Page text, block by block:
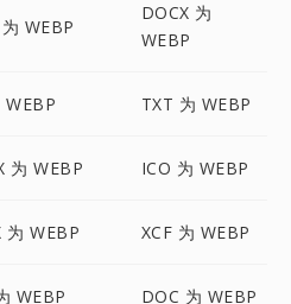
WEBP
DOCX 为
WEBP
WEBP TXT 为 WEBP
为 WEBP ICO 为 WEBP
为 WEBP XCF 为 WEBP
WEBP DOC 为 WEBP